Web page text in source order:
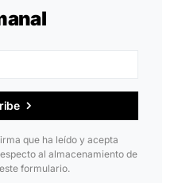
que ha leído y acepta
al almacenamiento de
formulario.